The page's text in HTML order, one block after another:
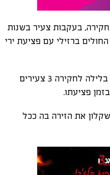
בעקבות צעיר בשנות
החולים ברזילי עם פציעת ירי
כחלק מפעולות החקירה, עוכבו בלילה לחקירה 3 צעירים
פציעתו.
את הזירה בה ככל